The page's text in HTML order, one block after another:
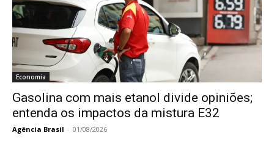
Economia
Gasolina com mais etanol divide opiniões;
entenda os impactos da mistura E32
Agência Brasil - 01/08/2026